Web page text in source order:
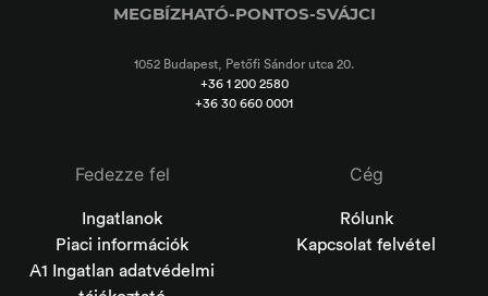
MEGBÍZHATÓ-PONTOS-SVÁJCI
1052 Budapest, Petőfi Sándor utca 20.
+36 1 200 2580
+36 30 660 0001
Fedezze fel
Ingatlanok
Piaci információk
A1 Ingatlan adatvédelmi
Cég
Rólunk
Kapcsolat felvétel